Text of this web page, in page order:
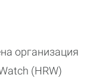
организация
(HRW)